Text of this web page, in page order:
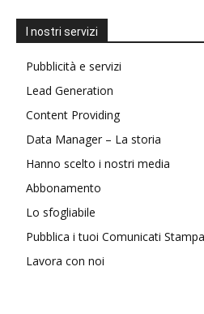
I nostri servizi
Pubblicità e servizi
Lead Generation
Content Providing
Data Manager – La storia
Hanno scelto i nostri media
Abbonamento
Lo sfogliabile
Pubblica i tuoi Comunicati Stampa
Lavora con noi